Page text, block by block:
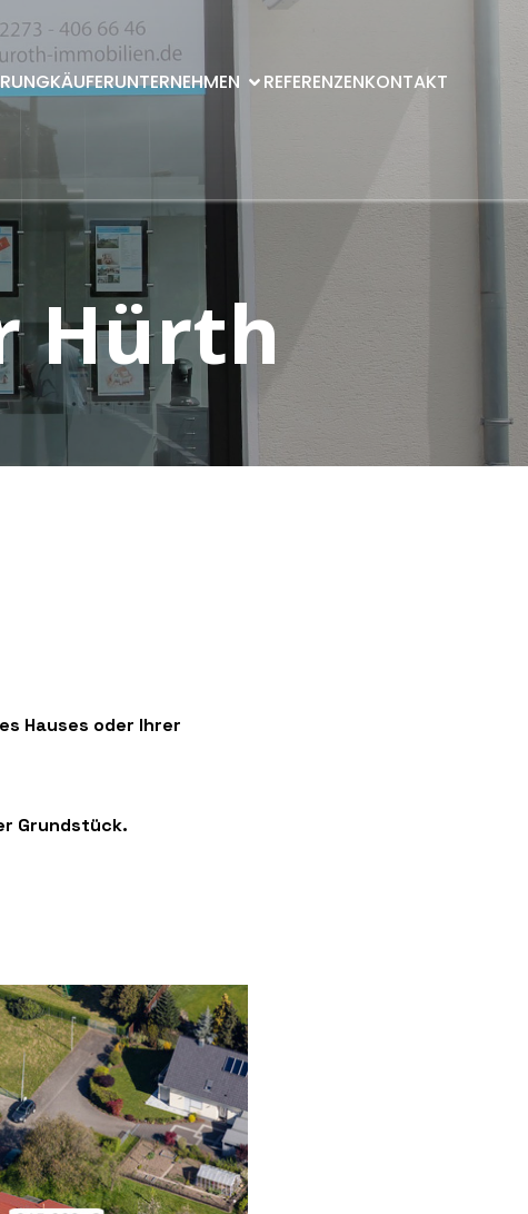
KÄUFERUNTERNEHMEN REFERENZENKONTAKT
Hürth
Hauses oder Ihrer
Grundstück.